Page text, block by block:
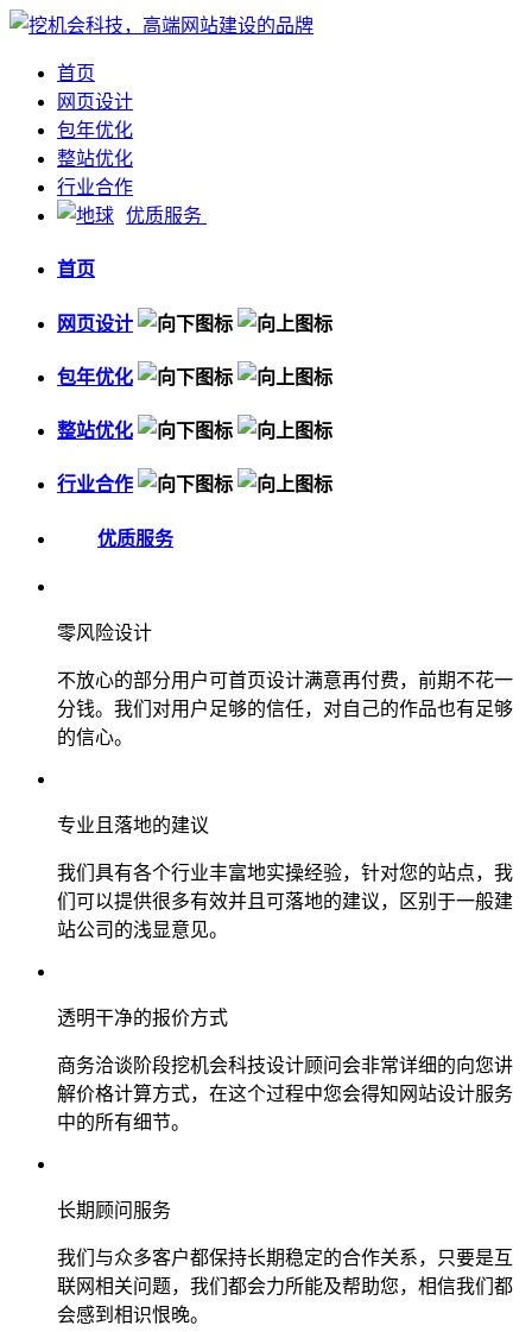
首页
网页设计
包年优化
整站优化
行业合作
优质服务
首页
网页设计
包年优化
整站优化
行业合作
优质服务
零风险设计
不放心的部分用户可首页设计满意再付费，前期不花一
分钱。我们对用户足够的信任，对自己的作品也有足够
的信心。
专业且落地的建议
我们具有各个行业丰富地实操经验，针对您的站点，我
们可以提供很多有效并且可落地的建议，区别于一般建
站公司的浅显意见。
透明干净的报价方式
商务洽谈阶段挖机会科技设计顾问会非常详细的向您讲
解价格计算方式，在这个过程中您会得知网站设计服务
中的所有细节。
长期顾问服务
我们与众多客户都保持长期稳定的合作关系，只要是互
联网相关问题，我们都会力所能及帮助您，相信我们都
会感到相识恨晚。